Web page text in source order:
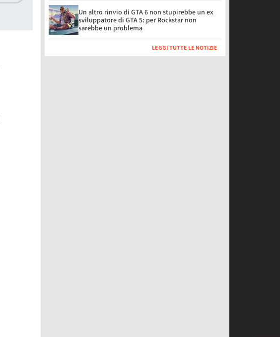
Un altro rinvio di GTA 6 non stupirebbe un ex
sviluppatore di GTA 5: per Rockstar non
sarebbe un problema
LEGGI TUTTE LE NOTIZIE